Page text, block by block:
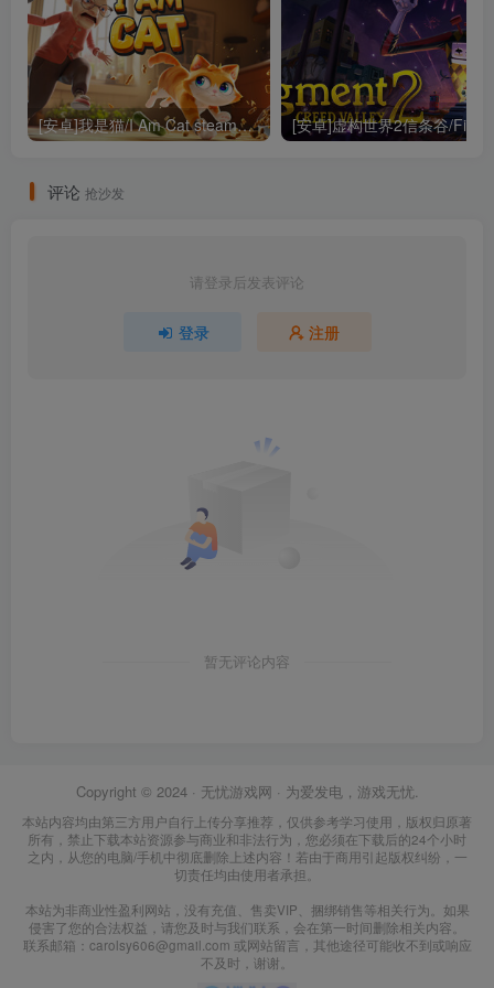
[安卓]我是猫/I Am Cat steam移植版（官中）
评论 抢沙发
请登录后发表评论
登录 注册
暂无评论内容
Copyright © 2024 · 无忧游戏网 · 为爱发电，游戏无忧.
本站内容均由第三方用户自行上传分享推荐，仅供参考学习使用，版权归原著
所有，禁止下载本站资源参与商业和非法行为，您必须在下载后的24个小时
之内，从您的电脑/手机中彻底删除上述内容！若由于商用引起版权纠纷，一
切责任均由使用者承担。
本站为非商业性盈利网站，没有充值、售卖VIP、捆绑销售等相关行为。如果
侵害了您的合法权益，请您及时与我们联系，会在第一时间删除相关内容。
联系邮箱：carolsy606@gmail.com 或网站留言，其他途径可能收不到或响应
不及时，谢谢。